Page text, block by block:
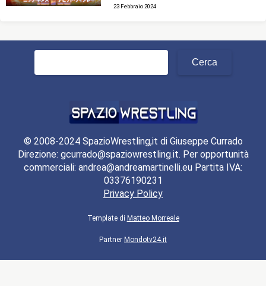
23 Febbraio 2024
Ricerca
© 2008-2024 SpazioWrestling,it di Giuseppe Currado
Direzione: gcurrado@spaziowrestling.it. Per opportunità
commerciali: andrea@andreamartinelli.eu Partita IVA:
03376190231
Privacy Policy
Template di Matteo Morreale
Partner Mondotv24.it